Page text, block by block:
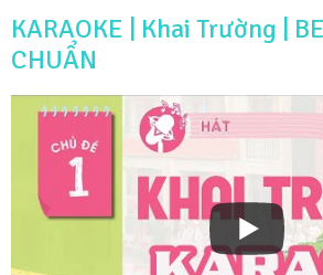
KARAOKE | Khai Trường |
CHUẨN